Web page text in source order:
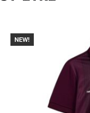
-30%
NEW!